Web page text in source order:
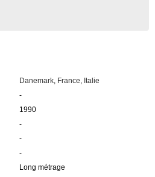
Danemark, France, Italie
-
1990
-
-
-
Long métrage